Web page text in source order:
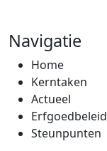
Navigatie
Home
Kerntaken
Actueel
Erfgoedbeleid
Steunpunten